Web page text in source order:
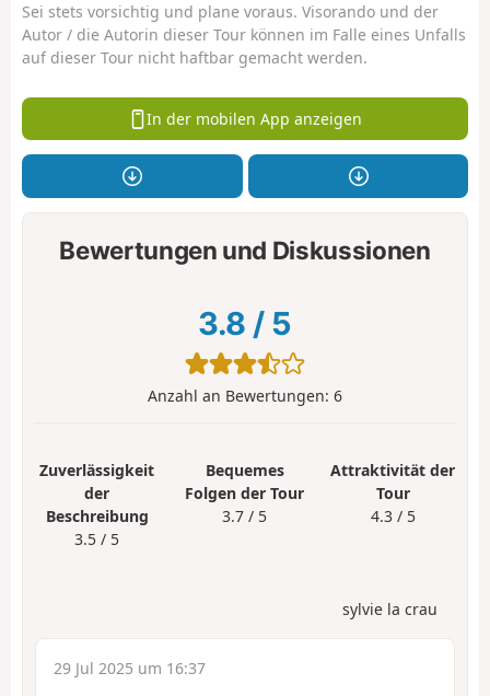
Sei stets vorsichtig und plane voraus. Visorando und der
Autor / die Autorin dieser Tour können im Falle eines Unfalls
auf dieser Tour nicht haftbar gemacht werden.
In der mobilen App anzeigen
Bewertungen und Diskussionen
3.8 / 5
Anzahl an Bewertungen: 6
Zuverlässigkeit
der
Beschreibung
3.5 / 5
Bequemes
Folgen der Tour
3.7 / 5
Attraktivität der
Tour
4.3 / 5
sylvie la crau
29 Jul 2025 um 16:37